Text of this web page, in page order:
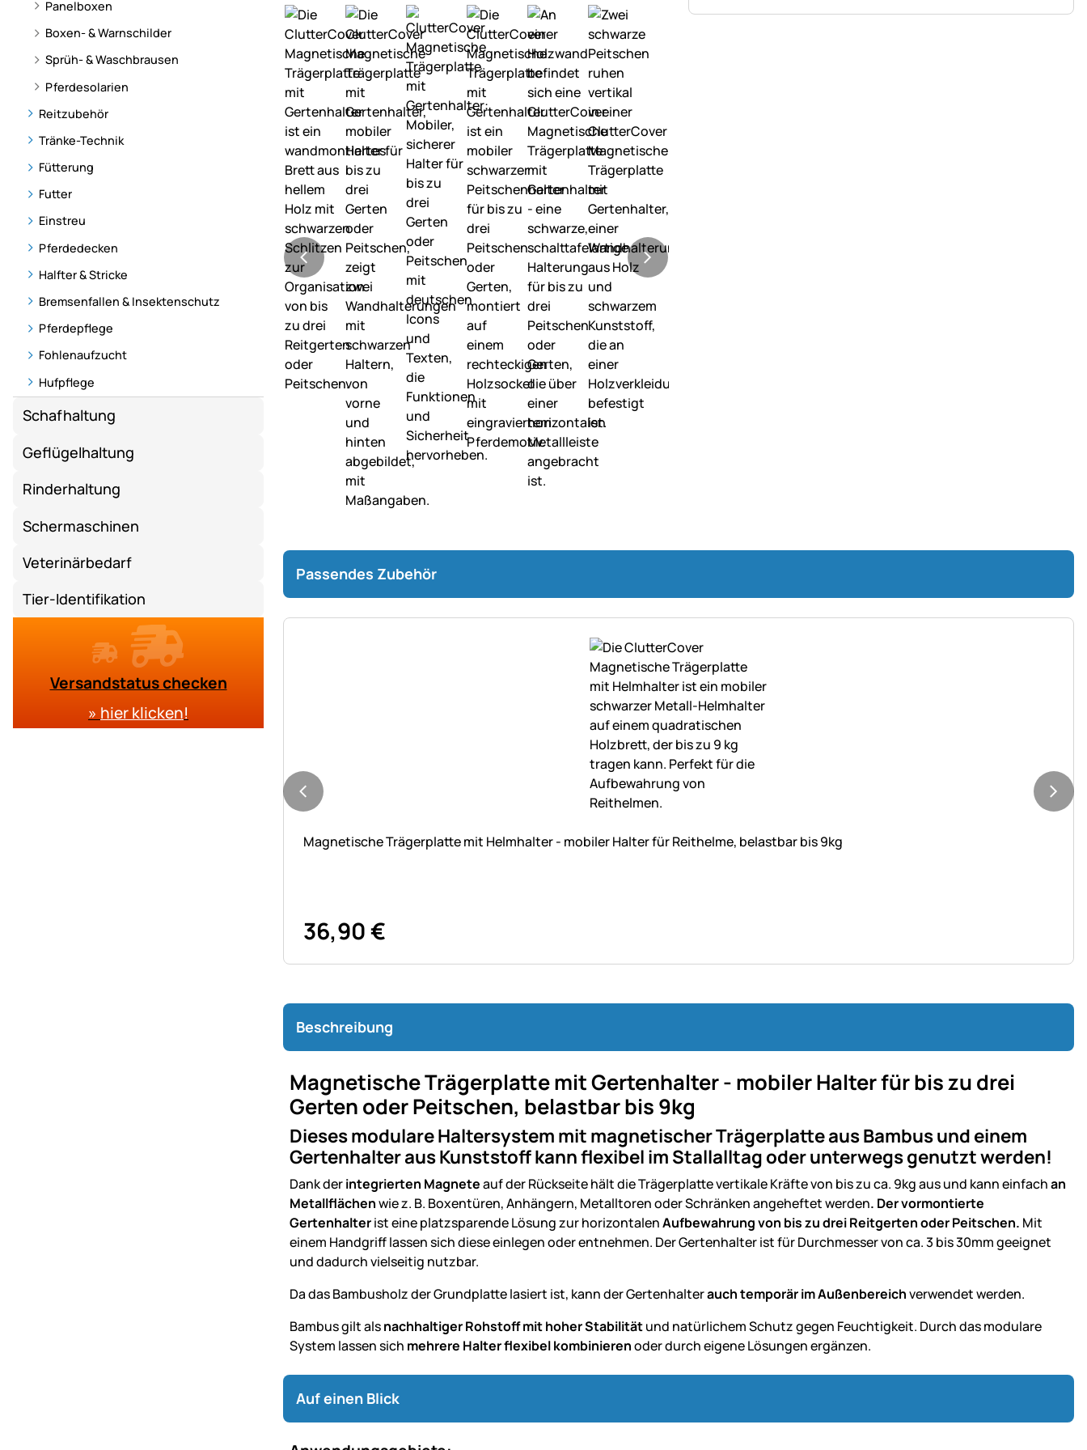
Panelboxen
Boxen- & Warnschilder
Sprüh- & Waschbrausen
Pferdesolarien
Reitzubehör
Tränke-Technik
Fütterung
Futter
Einstreu
Pferdedecken
Halfter & Stricke
Bremsenfallen & Insektenschutz
Pferdepflege
Fohlenaufzucht
Hufpflege
Schafhaltung
Geflügelhaltung
Rinderhaltung
Schermaschinen
Veterinärbedarf
Tier-Identifikation
Versandstatus checken
» hier klicken!
Passendes Zubehör
Magnetische Trägerplatte mit Helmhalter - mobiler Halter für Reithelme, belastbar bis 9kg
36,90€
Beschreibung
Magnetische Trägerplatte mitGertenhalter- mobiler Halter für bis zu drei
Gerten oder Peitschen, belastbar bis 9kg
Dieses modulare Haltersystem mit magnetischer Trägerplatte aus Bambus und einem
Gertenhalter aus Kunststoff kann flexibel im Stallalltag oder unterwegs genutzt werden!
Dank derintegrierten Magneteauf der Rückseite hält die Trägerplatte vertikale Kräfte von bis zu ca. 9kg aus und kann einfachan
Metallflächenwie z. B. Boxentüren, Anhängern, Metalltoren oder Schränken angeheftet werden. Der vormontierte
Gertenhalterist eine platzsparende Lösung zur horizontalenAufbewahrung von bis zu drei Reitgerten oder Peitschen. Mit
einem Handgriff lassen sich diese einlegen oder entnehmen. Der Gertenhalter ist für Durchmesser von ca. 3 bis 30mm geeignet
und dadurch vielseitig nutzbar.
Da das Bambusholz der Grundplatte lasiert ist, kann der Gertenhalterauch temporär im Außenbereichverwendet werden.
Bambus gilt alsnachhaltiger Rohstoff mit hoher Stabilitätund natürlichem Schutz gegen Feuchtigkeit. Durch das modulare
System lassen sich mehrere Halter flexibel kombinierenoder durch eigene Lösungen ergänzen.
Auf einen Blick